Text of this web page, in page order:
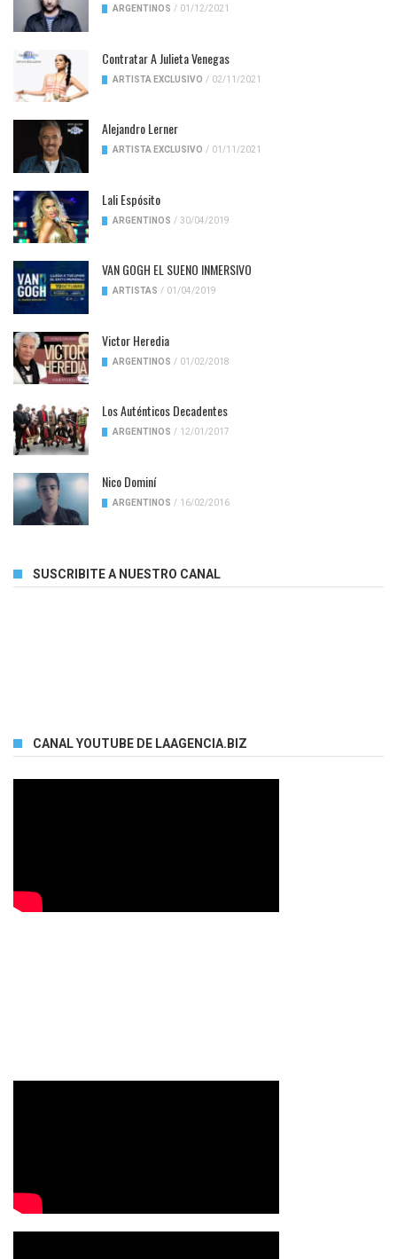
ARGENTINOS / 01/12/2021
Contratar A Julieta Venegas
ARTISTA EXCLUSIVO / 02/11/2021
Alejandro Lerner
ARTISTA EXCLUSIVO / 01/11/2021
Lali Espósito
ARGENTINOS / 30/04/2019
VAN GOGH EL SUENO INMERSIVO
ARTISTAS / 01/04/2019
Victor Heredia
ARGENTINOS / 01/02/2018
Los Auténticos Decadentes
ARGENTINOS / 12/01/2017
Nico Dominí
ARGENTINOS / 16/02/2016
SUSCRIBITE A NUESTRO CANAL
CANAL YOUTUBE DE LAAGENCIA.BIZ